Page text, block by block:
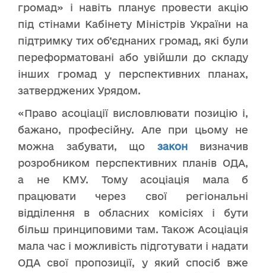
громад» і навіть планує провести акцію
під стінами Кабінету Міністрів України на
підтримку тих об’єднаних громад, які були
переформатовані або увійшли до складу
інших громад у перспективних планах,
затверджених Урядом.
«Право асоціації висловлювати позицію і,
бажано, професійну. Але при цьому не
можна забувати, що законвизначив
розробником перспективних планів ОДА,
а не КМУ. Тому асоціація мала б
працювати через свої регіональні
відділення в обласних комісіях і бути
більш принциповими там. Також Асоціація
мала час і можливість підготувати і надати
ОДА свої пропозиції, у який спосіб вже